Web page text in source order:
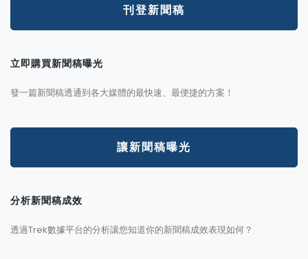
刊登新聞稿
立即購買新聞稿曝光
發一篇新聞稿透通到各大媒體的最快速、最便捷的方案！
讓新聞稿曝光
分析新聞稿成效
透過Trek數據平台的分析讓您知道你的新聞稿成效表現如何？